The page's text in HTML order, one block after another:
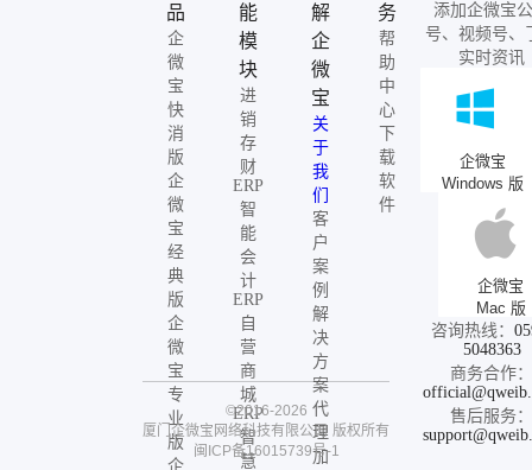
品
企
微
宝
快
消
版
企
微
宝
经
典
版
企
微
宝
专
业
版
企
能
模
块
进
销
存
财
ERP
智
能
会
计
ERP
自
营
商
城
ERP
智
慧
解
企
微
宝
关
于
我
们
客
户
案
例
解
决
方
案
代
理
加
务
帮
助
中
心
下
载
软
件
添加企微宝
号、视频号、
实时资讯
企微宝
Windows 版
企微宝
Mac 版
咨询热线：
5048363
商务合作：
售后服务：
©2016-2026
厦门企微宝网络科技有限公司 版权所有
闽ICP备16015739号-1